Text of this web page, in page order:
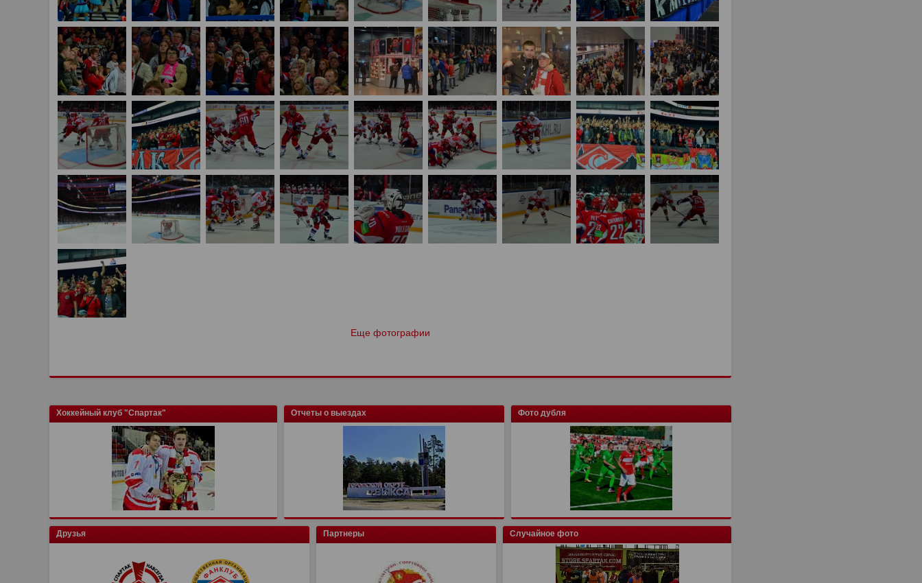
Еще фотографии
Хоккейный клуб "Спартак" Отчеты о выездах Фото дубля
Друзья Партнеры Случайное фото